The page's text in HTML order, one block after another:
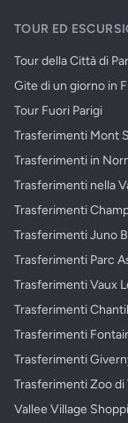
TOUR ED
Tour della Città di
Gite di un giorno in
Tour Fuori Parigi
Trasferimenti Mont
Trasferimenti in
Trasferimenti nella
Trasferimenti
Trasferimenti Juno
Trasferimenti Parc
Trasferimenti Vaux
Trasferimenti
Trasferimenti
Trasferimenti
Trasferimenti Zoo di
Vallee Village